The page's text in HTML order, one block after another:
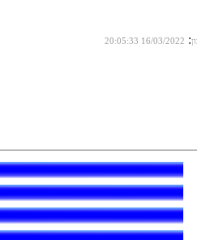
:
16/03/2022 20:05:33